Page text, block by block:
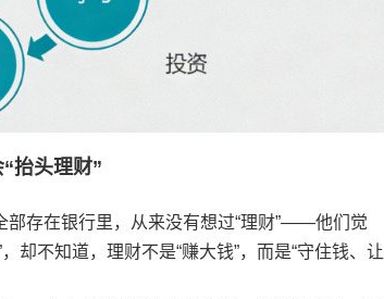
抬头理财”
部存在银行里，从来没有想过“理财”——他们觉
却不知道，理财不是“赚大钱”，而是“守住钱、让